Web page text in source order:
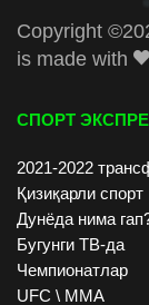
Copyright ©
is made with
СПОРТ
2021-2022
Қизиқарли спорт
Дунёда нима
Бугунги ТВ-да
Чемпионатлар
UFC \ ММА